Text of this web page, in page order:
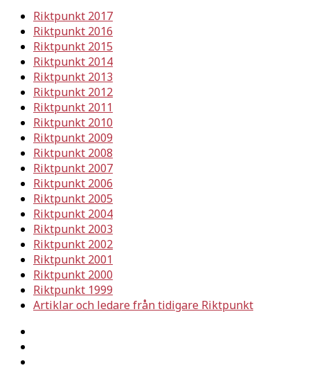
Riktpunkt 2017
Riktpunkt 2016
Riktpunkt 2015
Riktpunkt 2014
Riktpunkt 2013
Riktpunkt 2012
Riktpunkt 2011
Riktpunkt 2010
Riktpunkt 2009
Riktpunkt 2008
Riktpunkt 2007
Riktpunkt 2006
Riktpunkt 2005
Riktpunkt 2004
Riktpunkt 2003
Riktpunkt 2002
Riktpunkt 2001
Riktpunkt 2000
Riktpunkt 1999
Artiklar och ledare från tidigare Riktpunkt